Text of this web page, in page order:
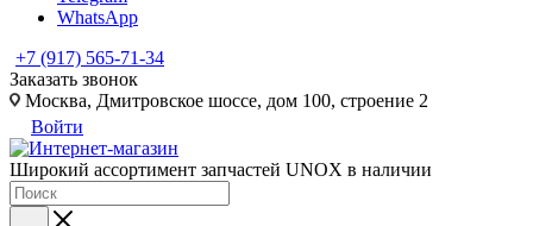
WhatsApp
+7 (917) 565-71-34
Заказать звонок
Москва, Дмитровское шоссе, дом 100, строение 2
Войти
Широкий ассортимент запчастей UNOX в наличии